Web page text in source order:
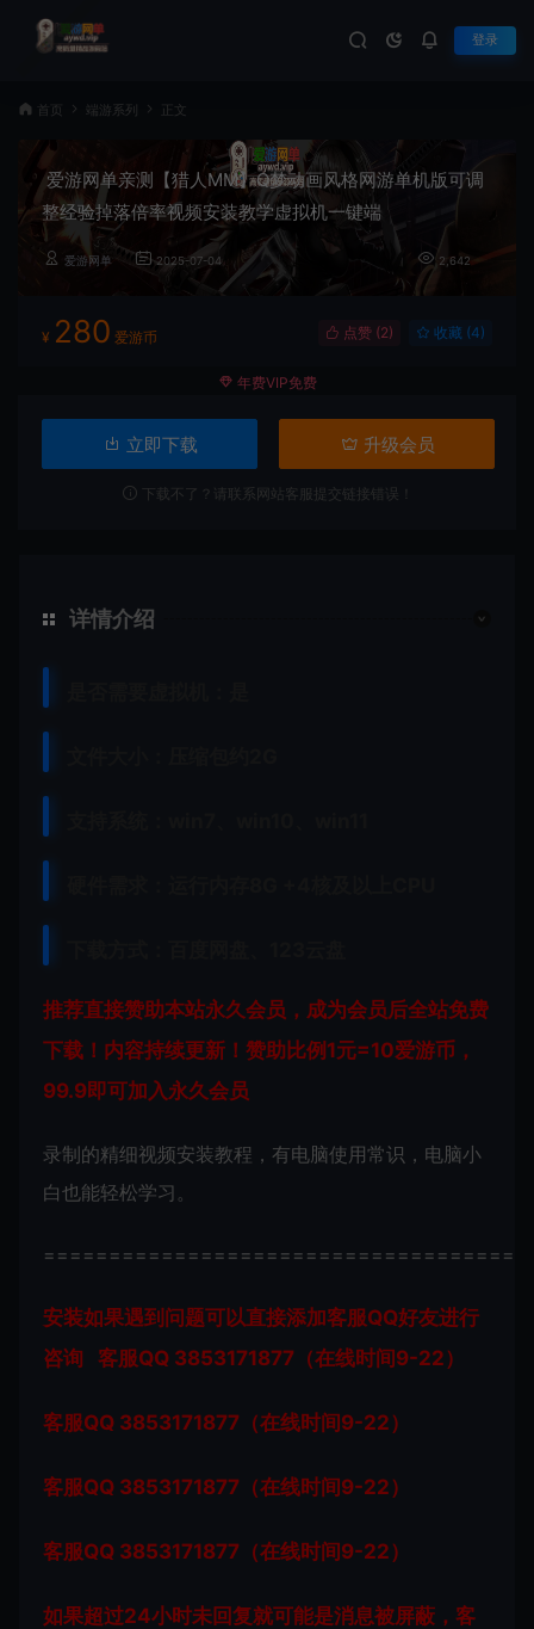
登录
首页 端游系列 正文
爱游网单亲测【猎人MM】Q梦动画风格网游单机版可调
整经验掉落倍率视频安装教学虚拟机一键端
爱游网单 2025-07-04 2,642
¥ 280 爱游币 点赞 (2) 收藏 (4)
年费VIP免费
立即下载 升级会员
下载不了？请联系网站客服提交链接错误！
详情介绍
推荐直接赞助本站永久会员，成为会员后全站免费
下载！内容持续更新！赞助比例1元=10爱游币，
99.9即可加入永久会员
录制的精细视频安装教程，有电脑使用常识，电脑小
白也能轻松学习。
安装如果遇到问题可以直接添加客服QQ好友进行
咨询 客服QQ 3853171877（在线时间9-22）
客服QQ 3853171877（在线时间9-22）
客服QQ 3853171877（在线时间9-22）
客服QQ 3853171877（在线时间9-22）
如果超过24小时未回复就可能是消息被屏蔽，客